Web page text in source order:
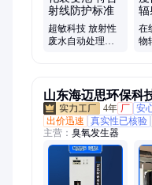
超敏科技 放射性
废水自动处理系
在
物
山东海迈思环保科
4年 厂 安
出价迅速
真实性已核验
主营： 臭氧发生器